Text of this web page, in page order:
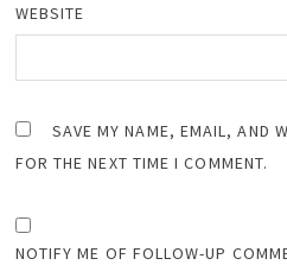
WEBSITE
SAVE MY NAME, EMAIL, AND
FOR THE NEXT TIME I COMMENT.
NOTIFY ME OF FOLLOW-UP